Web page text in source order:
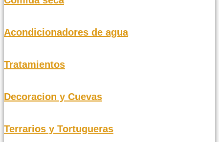
Acondicionadores de agua
Tratamientos
Decoracion y Cuevas
Terrarios y Tortugueras